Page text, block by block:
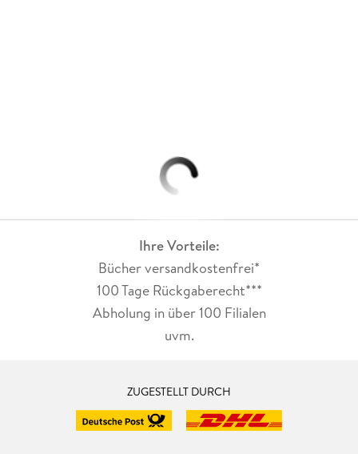
Ihre Vorteile:
Bücher versandkostenfrei*
100 Tage Rückgaberecht***
Abholung in über 100 Filialen
uvm.
ZUGESTELLT DURCH